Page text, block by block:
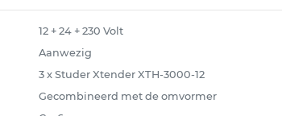
12 + 24 + 230 Volt
Aanwezig
3 x Studer Xtender XTH-3000-12
Gecombineerd met de omvormer